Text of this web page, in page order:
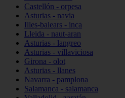
Castellón - orpesa
Asturias - navia
Illes-balears - inca
Lleida - naut-aran
Asturias - langreo
Asturias - villaviciosa
Girona - olot
Asturias - llanes
Navarra - pamplona
Salamanca - salamanca